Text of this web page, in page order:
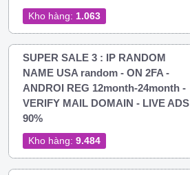
Kho hàng: 1.063
SUPER SALE 3 : IP RANDOM
NAME USA random - ON 2FA -
ANDROI REG 12month-24month -
VERIFY MAIL DOMAIN - LIVE ADS
90%
Kho hàng: 9.484